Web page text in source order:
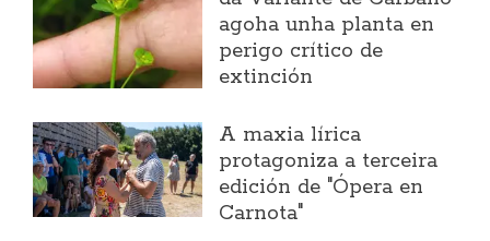
agoha unha planta en
perigo crítico de
extinción
A maxia lírica
protagoniza a terceira
edición de "Ópera en
Carnota"